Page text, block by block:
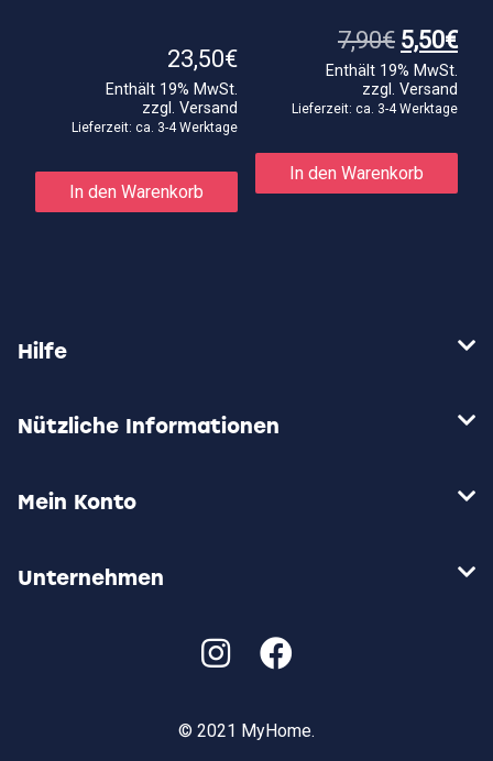
23,50€
Enthält 19% MwSt.
zzgl.Versand
Lieferzeit: ca. 3-4 Werktage
In den Warenkorb
7,90€
Preis
war:
7,90€
5,50€
Enthält 19% MwSt.
zzgl. Versand
Lieferzeit: ca. 3-4 Werktage
In den Warenkorb
Hilfe
Nützliche Informationen
Mein Konto
Unternehmen
© 2021 MyHome.